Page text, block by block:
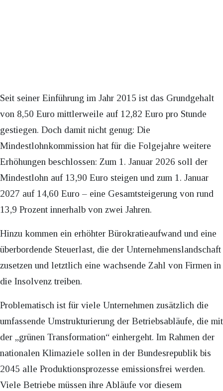
Seit seiner Einführung im Jahr 2015 ist das Grundgehalt
von 8,50 Euro mittlerweile auf 12,82 Euro pro Stunde
gestiegen. Doch damit nicht genug: Die
Mindestlohnkommission hat für die Folgejahre weitere
Erhöhungen beschlossen: Zum 1. Januar 2026 soll der
Mindestlohn auf 13,90 Euro steigen und zum 1. Januar
2027 auf 14,60 Euro – eine Gesamtsteigerung von rund
13,9 Prozent innerhalb von zwei Jahren.
Hinzu kommen ein erhöhter Bürokratieaufwand und eine
überbordende Steuerlast, die der Unternehmenslandschaft
zusetzen und letztlich eine wachsende Zahl von Firmen in
die Insolvenz treiben.
Problematisch ist für viele Unternehmen zusätzlich die
umfassende Umstrukturierung der Betriebsabläufe, die mit
der „grünen Transformation“ einhergeht. Im Rahmen der
nationalen Klimaziele sollen in der Bundesrepublik bis
2045 alle Produktionsprozesse emissionsfrei werden.
Viele Betriebe müssen ihre Abläufe vor diesem